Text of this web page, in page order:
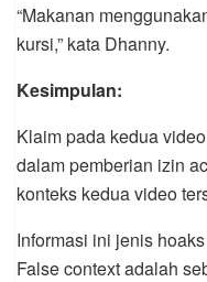
“Makanan
kursi,” kata Dhanny.
Kesimpulan:
Klaim pada kedua
dalam pemberian izin
konteks kedua video
Informasi ini jenis
False context adalah